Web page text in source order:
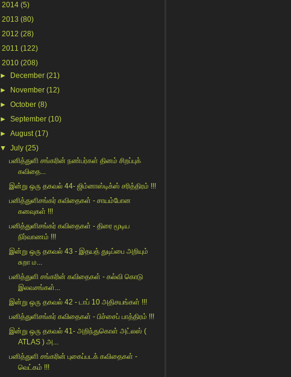
2014 (5)
2013 (80)
2012 (28)
2011 (122)
2010 (208)
►
December (21)
►
November (12)
►October (8)
►September (10)
►August (17)
▼ July (25)
பனித்துளி சங்கரின் நண்பர்கள் தினம் சிறப்புக்
கவிதை...
இன்று ஒரு தகவல் 44- ஜிம்னாஸ்டிக்ஸ் சரித்திரம் !!!
பனித்துளிசங்கர் கவிதைகள் - சாயம்போன
கனவுகள் !!!
பனித்துளிசங்கர் கவிதைகள் - திரை மூடிய
நிர்வாணம் !!!
இன்று ஒரு தகவல் 43 - இதயத் துடிப்பை அறியும்
சுறா ம...
பனித்துளி சங்கரின் கவிதைகள் - கல்வி கொடு
இலவசங்கள்...
இன்று ஒரு தகவல் 42 - டாப் 10 அதிசயங்கள் !!!
பனித்துளிசங்கர் கவிதைகள் - பிச்சைப் பாத்திரம் !!!
இன்று ஒரு தகவல் 41- அறிந்துகொள் அட்லஸ் (
ATLAS ) அ...
பனித்துளி சங்கரின் புகைப்படக் கவிதைகள் -
வெட்கம் !!!